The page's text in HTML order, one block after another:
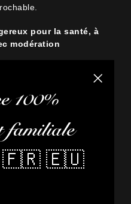
Fermer
100%
familiale
🇫🇷 🇪🇺
pour la santé, à
modération